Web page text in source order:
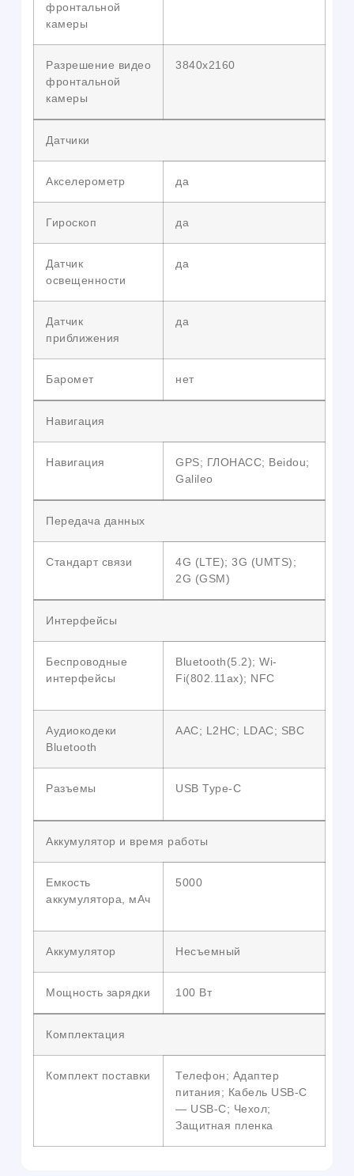
фронтальной
камеры
Разрешение видео
фронтальной
камеры
3840х2160
Датчики
Акселерометр да
Гироскоп да
Датчик
освещенности
да
Датчик
приближения
да
Баромет нет
Навигация
Навигация
GPS; ГЛОНАСС; Beidou;
Galileo
Передача данных
Стандарт связи
4G (LTE); 3G (UMTS);
2G (GSM)
Интерфейсы
Беспроводные
интерфейсы
Bluetooth(5.2); Wi-
Fi(802.11ax); NFC
Аудиокодеки
Bluetooth
AAC; L2HC; LDAC; SBC
Разъемы USB Type-C
Аккумулятор и время работы
Емкость
аккумулятора, мАч
5000
Аккумулятор Несъемный
Мощность зарядки 100 Вт
Комплектация
Комплект поставки
Телефон; Адаптер
питания; Кабель USB-C
— USB-C; Чехол;
Защитная пленка